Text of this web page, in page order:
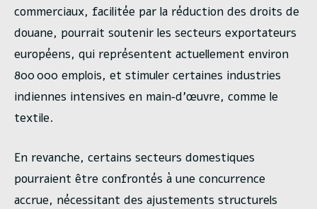
commerciaux, facilitée par la réduction des droits de
douane, pourrait soutenir les secteurs exportateurs
européens, qui représentent actuellement environ
800 000 emplois, et stimuler certaines industries
indiennes intensives en main‑d’œuvre, comme le
textile.
En revanche, certains secteurs domestiques
pourraient être confrontés à une concurrence
accrue, nécessitant des ajustements structurels